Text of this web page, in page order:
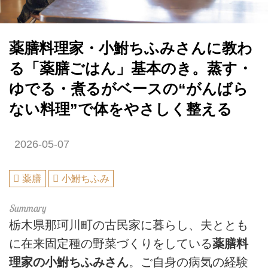
薬膳料理家・小鮒ちふみさんに教わ
る「薬膳ごはん」基本のき。蒸す・
ゆでる・煮るがベースの“がんばら
ない料理”で体をやさしく整える
2026-05-07
薬膳 小鮒ちふみ
栃木県那珂川町の古民家に暮らし、夫ととも
に在来固定種の野菜づくりをしている薬膳料
理家の小鮒ちふみさん。ご自身の病気の経験